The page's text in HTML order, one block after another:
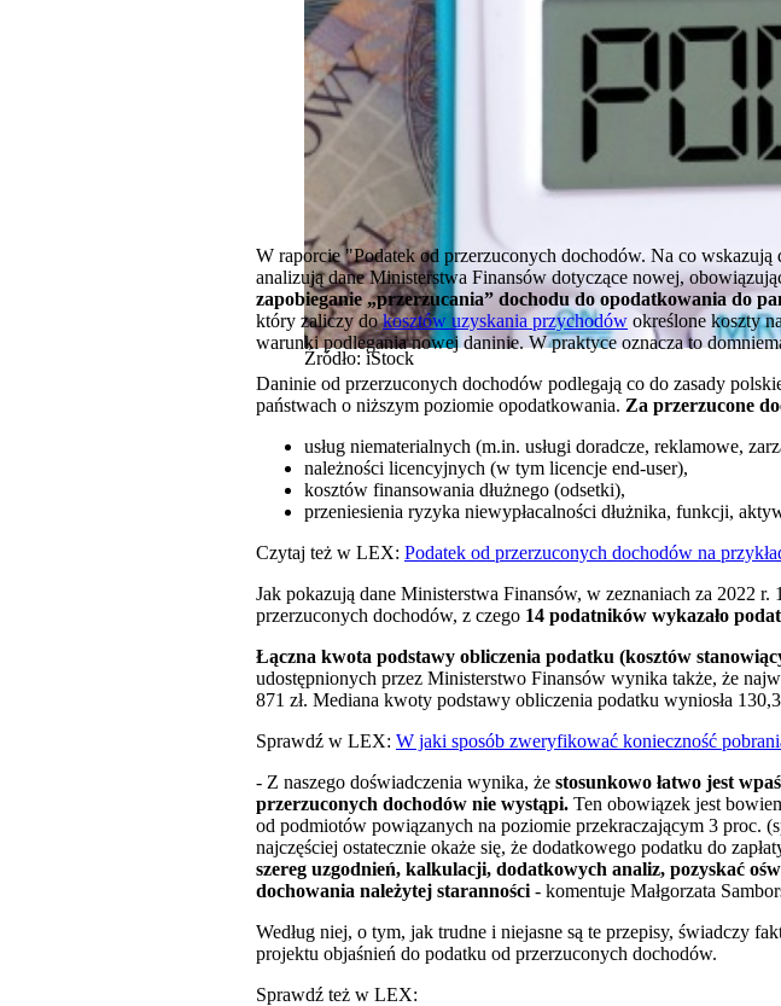
Źródło: iStock
W raporcie "Podatek od przerzuconych dochodów. Na co
analizują dane Ministerstwa Finansów dotyczące nowej,
zapobieganie „przerzucania” dochodu do opodatkowania do
który zaliczy dokosztów uzyskania przychodów określone koszty
warunki podlegania nowej daninie. W praktyce oznacza to
Daninie od przerzuconych dochodów podlegają co do zasady
państwach o niższym poziomie opodatkowania. Za przerzucone
usług niematerialnych (m.in. usługi doradcze, reklamowe,
należności licencyjnych (w tym licencje end-user),
kosztów finansowania dłużnego (odsetki),
przeniesienia ryzyka niewypłacalności dłużnika, funkcji,
Czytaj też w LEX: Podatek od przerzuconych dochodów na
Jak pokazują dane Ministerstwa Finansów, w zeznaniach za 2022
przerzuconych dochodów, z czego 14 podatników wykazało
Łączna kwota podstawy obliczenia podatku (kosztów
udostępnionych przez Ministerstwo Finansów wynika także, że
871 zł. Mediana kwoty podstawy obliczenia podatku wyniosła 130,3
Sprawdź w LEX: W jaki sposób zweryfikować konieczność
- Z naszego doświadczenia wynika, że stosunkowo łatwo jest
przerzuconych dochodów nie wystąpi. Ten obowiązek jest
od podmiotów powiązanych na poziomie przekraczającym 3 proc.
najczęściej ostatecznie okaże się, że dodatkowego podatku do
szereg uzgodnień, kalkulacji, dodatkowych analiz, pozyskać
dochowania należytej staranności- komentuje Małgorzata
Według niej, o tym, jak trudne i niejasne są te przepisy, świadczy
projektu objaśnień do podatku od przerzuconych dochodów.
Sprawdź też w LEX: